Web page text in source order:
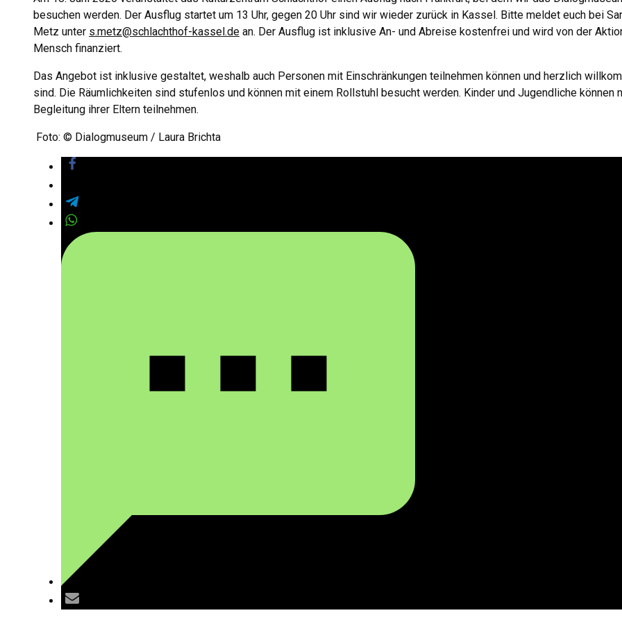
besuchen werden. Der Ausflug startet um 13 Uhr, gegen 20 Uhr sind wir wieder zurück in Kassel. Bitte meldet euch bei
Metz unter s.metz@schlachthof-kassel.de an. Der Ausflug ist inklusive An- und Abreise kostenfrei und wird von der
Mensch finanziert.
Das Angebot ist inklusive gestaltet, weshalb auch Personen mit Einschränkungen teilnehmen können und herzlich
sind. Die Räumlichkeiten sind stufenlos und können mit einem Rollstuhl besucht werden. Kinder und Jugendliche können
Begleitung ihrer Eltern teilnehmen.
Foto: © Dialogmuseum / Laura Brichta